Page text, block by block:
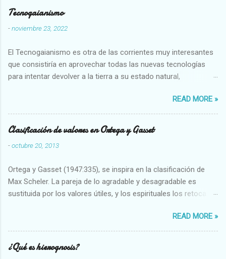
Tecnogaianismo
-noviembre 23, 2022
El Tecnogaianismo es otra de las corrientes muy interesantes
que consistiría en aprovechar todas las nuevas tecnologías
para intentar devolver a la tierra a su estado natural,
READ MORE »
Clasificación de valores en Ortega y Gasset
-octubre 20, 2013
Ortega y Gasset (1947:335), se inspira en la clasificación de
Max Scheler. La pareja de lo agradable y desagradable es
sustituida por los valores útiles, y los espirituales los retoca.
Abundante-Escaso,etc 2 VITALES Sano-Enfermo Selecto-
Vulgar Enérgico-Inerte Fuerte-Débil,etc. 3 ESPIRITUALES a)
Intelectuales Conocimiento-Error Exacto-Aproximado
Evidente-Probable,etc b) Morales Bueno-malo Bondadoso-
READ MORE »
¿Qué es hierognosis?